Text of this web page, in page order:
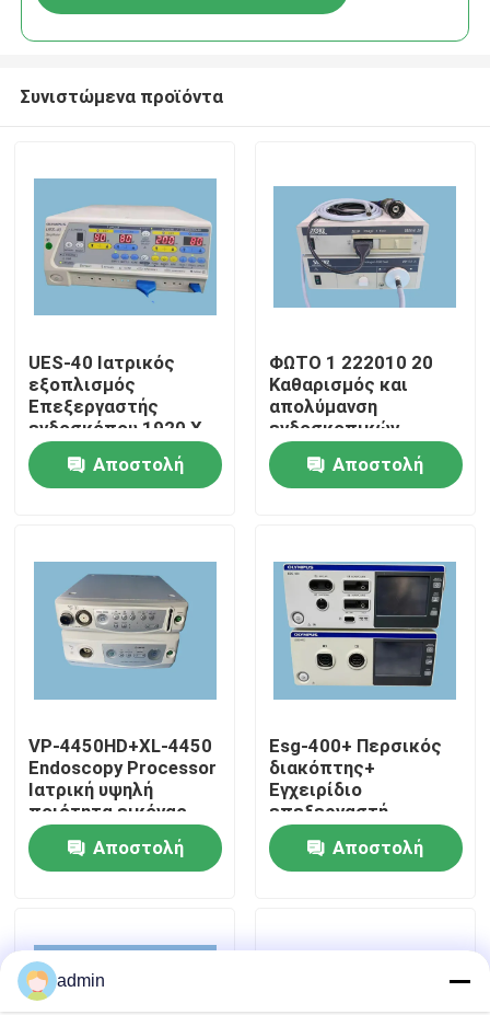
Σπίτι
Προϊόντα
Σχετικά με εμάς
Επισκέψεις στο εργοστάσιο
Επικοινωνήστε μαζί μας
Ζητήστε μια προσφορά
Ευέλικτο πεδίο
Συνιστώμενα προϊόντα
UES-40 Ιατρικός
εξοπλισμός
Επεξεργαστής
ενδοσκόπου 1920 X
1080
Αποστολή
ΦΩΤΟ 1 222010 20
Καθαρισμός και
απολύμανση
ενδοσκοπικών
συσκευών
επεξεργασίας
Αποστολή
VP-4450HD+XL-4450
Endoscopy Processor
Ιατρική υψηλή
ποιότητα εικόνας
Αποστολή
Esg-400+ Περσικός
διακόπτης+
Εγχειρίδιο
επεξεργαστή
ενδοσκόπησης Πεδίο
τάσης Αποστολή
admin